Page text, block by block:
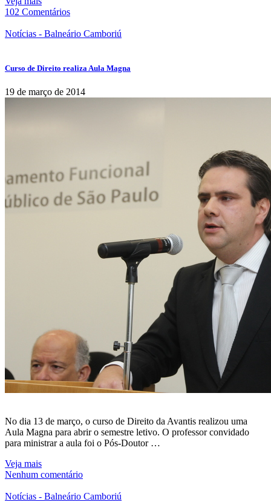
102 Comentários
Notícias - Balneário Camboriú
Curso de Direito realiza Aula Magna
19 de março de 2014
No dia 13 de março, o curso de Direito da Avantis realizou uma
Aula Magna para abrir o semestre letivo. O professor convidado
para ministrar a aula foi o Pós-Doutor …
Veja mais
Nenhum comentário
Notícias - Balneário Camboriú